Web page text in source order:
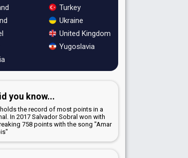
Turkey
Ukraine
United Kingdom
Yugoslavia
you know...
the record of most points in a
In 2017 Salvador Sobral won with
758 points with the song "Amar